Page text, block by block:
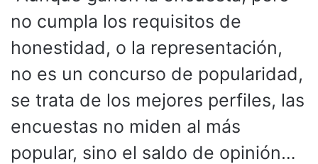
no cumpla los requisitos de
honestidad, o la representación,
no es un concurso de popularidad,
se trata de los mejores perfiles, las
encuestas no miden al más
popular, sino el saldo de opinión…